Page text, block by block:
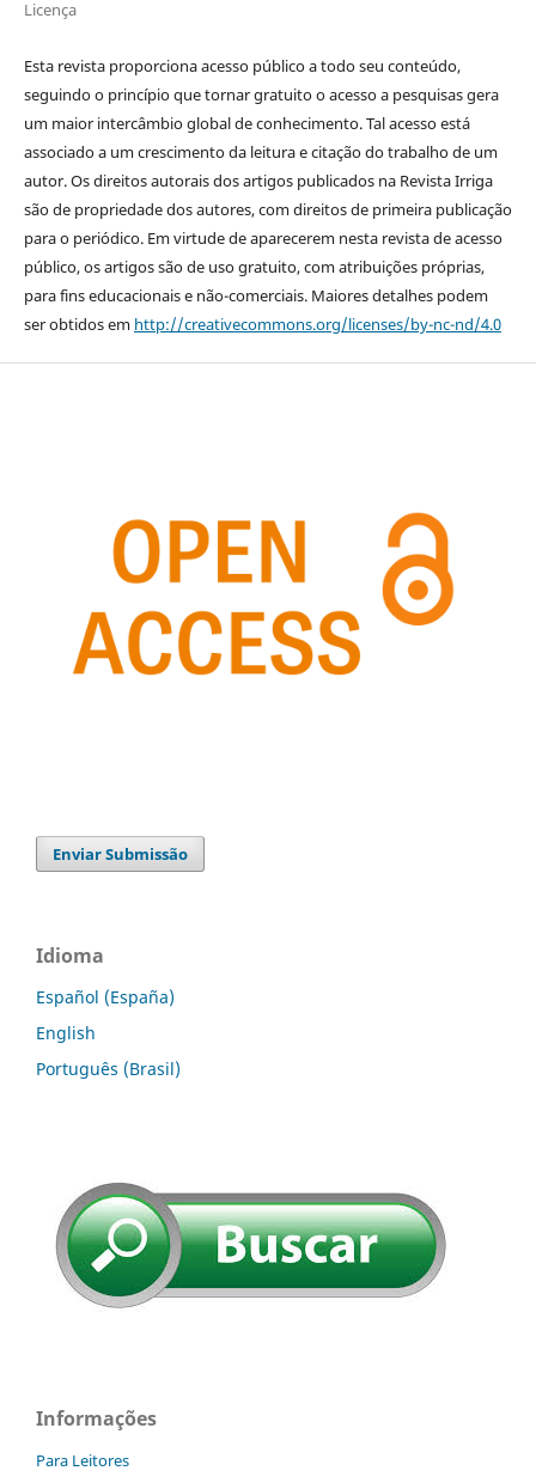
Licença
Esta revista proporciona acesso público a todo seu conteúdo,
seguindo o princípio que tornar gratuito o acesso a pesquisas gera
um maior intercâmbio global de conhecimento. Tal acesso está
associado a um crescimento da leitura e citação do trabalho de um
autor. Os direitos autorais dos artigos publicados na Revista Irriga
são de propriedade dos autores, com direitos de primeira publicação
para o periódico. Em virtude de aparecerem nesta revista de acesso
público, os artigos são de uso gratuito, com atribuições próprias,
para fins educacionais e não-comerciais. Maiores detalhes podem
ser obtidos em http://creativecommons.org/licenses/by-nc-nd/4.0
Enviar Submissão
Idioma
Español (España)
English
Português (Brasil)
Informações
Para Leitores